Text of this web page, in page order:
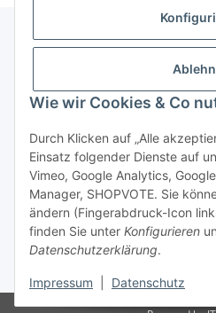
Wie wir Cookies & Co
Durch Klicken auf „Alle
Einsatz folgender Dienste auf
Vimeo, Google Analytics,
Manager, SHOPVOTE. Sie
ändern (Fingerabdruck-Icon
finden Sie unter Konfigurieren
Datenschutzerklärung.
Impressum Datenschutz
Service/Retouren
Vertrag